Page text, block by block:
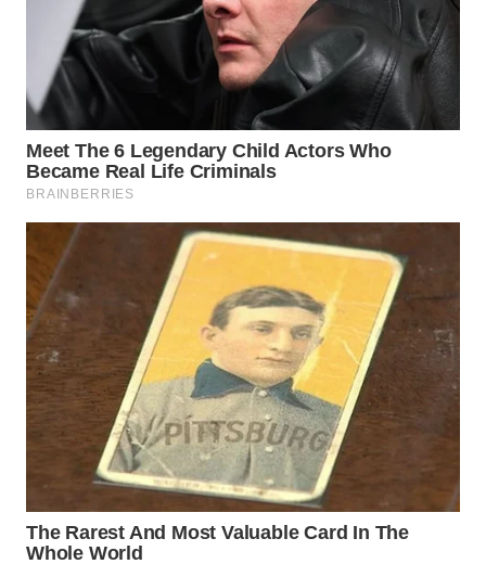
WN
PURWAKARTA
PRIANGAN
TIMUR
SEMARANG
WN
SOLO
WN
BOROBUDUR
WN
MADURA
WN
SURABAYA